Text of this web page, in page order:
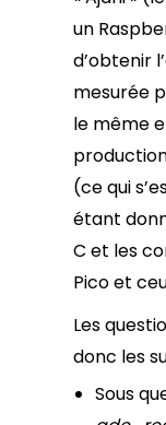
un
d’obtenir
mesurée
le même
(ce qui
étant
C et les
Pico et
Les
donc les
Sous